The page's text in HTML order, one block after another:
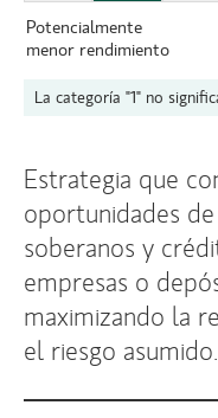
Potencialmente
menor rendimiento
La categoría "1" no
Estrategia que
oportunidades
soberanos y
empresas o
maximizando la
el riesgo asumido.